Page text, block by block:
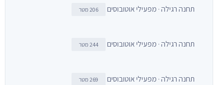
תחנה רגילה · מפעילי אוטובוסים 206 מטר
תחנה רגילה · מפעילי אוטובוסים 244 מטר
תחנה רגילה · מפעילי אוטובוסים 269 מטר